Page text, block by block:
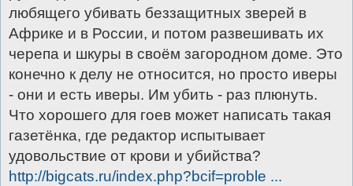
любящего убивать беззащитных зверей в
Африке и в России, и потом развешивать их
черепа и шкуры в своём загородном доме. Это
конечно к делу не относится, но просто иверы
- они и есть иверы. Им убить - раз плюнуть.
Что хорошего для гоев может написать такая
газетёнка, где редактор испытывает
удовольствие от крови и убийства?
http://bigcats.ru/index.php?bcif=proble ...